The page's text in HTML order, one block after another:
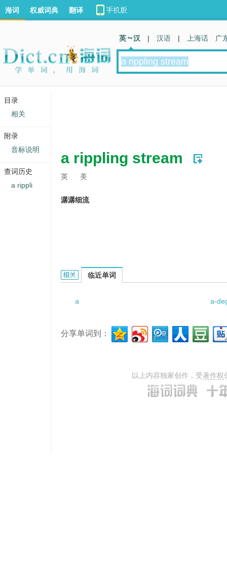
a rippling stream
英 美
潺潺细流
a rippling stream的相关资料：
临近单词
a a-
分享单词到：
以上内容独家创作，受著作权
海词 权威词典 翻译
英 汉 | 汉语 | 上海话 广
目录
相关
附录
音标说明
查词历史
a rippli